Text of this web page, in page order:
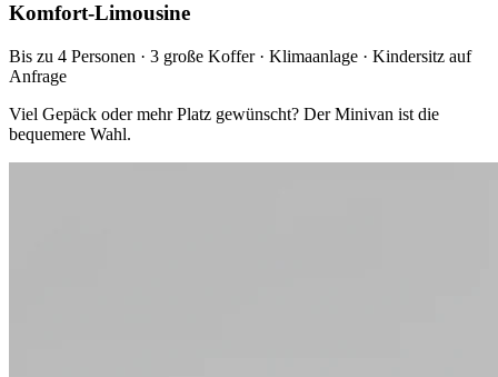
Komfort-Limousine
Bis zu 4 Personen · 3 große Koffer · Klimaanlage · Kindersitz auf
Anfrage
Viel Gepäck oder mehr Platz gewünscht? Der Minivan ist die
bequemere Wahl.